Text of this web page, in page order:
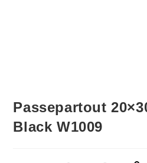
Passepartout
Black W1009